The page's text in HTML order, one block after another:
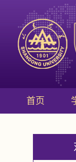
首页